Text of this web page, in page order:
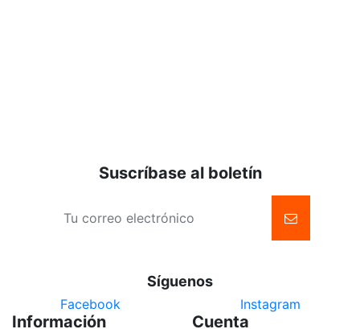
Suscríbase al boletín
Síguenos
Facebook Instagram
Información Cuenta